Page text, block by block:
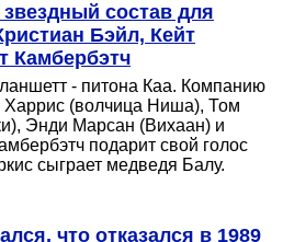
состав для
Бэйл, Кейт
Камбербэтч
- питона Каа. Компанию
Харрис (волчица Ниша), Том
Энди Марсан (Вихаан) и
подарит свой голос
сыграет медведя Балу.
что отказался в 1989